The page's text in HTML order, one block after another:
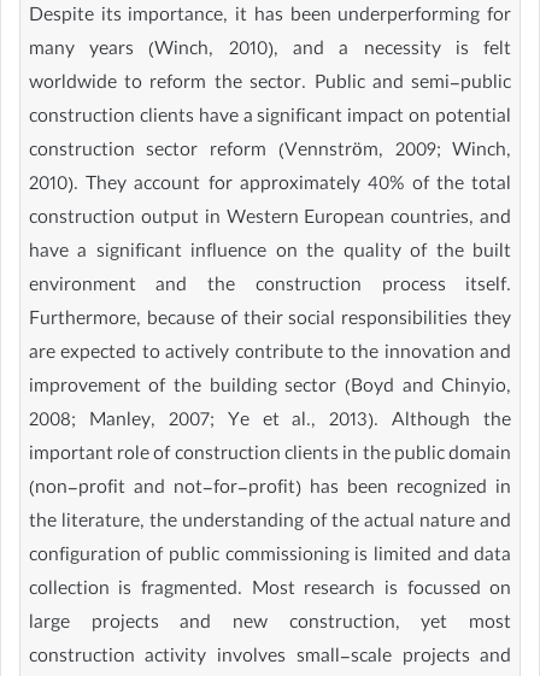
Despite its importance, it has been underperforming for
many years (Winch, 2010), and a necessity is felt
worldwide to reform the sector. Public and semi-public
construction clients have a significant impact on potential
construction sector reform (Vennström, 2009; Winch,
2010). They account for approximately 40% of the total
construction output in Western European countries, and
have a significant influence on the quality of the built
environment and the construction process itself.
Furthermore, because of their social responsibilities they
are expected to actively contribute to the innovation and
improvement of the building sector (Boyd and Chinyio,
2008; Manley, 2007; Ye et al., 2013). Although the
important role of construction clients in the public domain
(non-profit and not-for-profit) has been recognized in
the literature, the understanding of the actual nature and
configuration of public commissioning is limited and data
collection is fragmented. Most research is focussed on
large projects and new construction, yet most
construction activity involves small-scale projects and